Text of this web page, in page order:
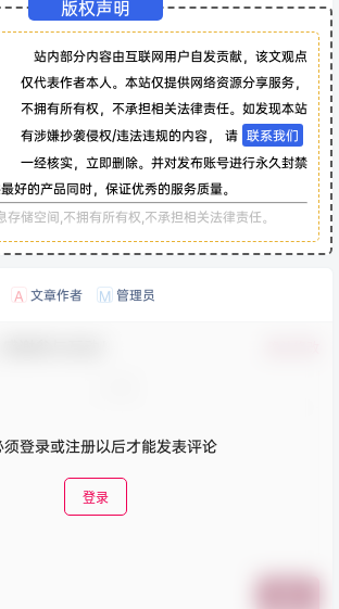
版权声明
站内部分内容由互联网用户自发贡献，该文观点
仅代表作者本人。本站仅提供网络资源分享服务，
不拥有所有权，不承担相关法律责任。如发现本站
有涉嫌抄袭侵权/违法违规的内容， 请 联系我们
一经核实，立即删除。并对发布账号进行永久封禁
好的产品同时，保证优秀的服务质量。
存储空间,不拥有所有权,不承担相关法律责任。
A 文章作者 M 管理员
须登录或注册以后才能发表评论
登录